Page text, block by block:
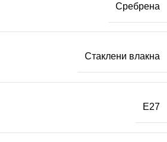
Сребрена
Стаклени влакна
E27